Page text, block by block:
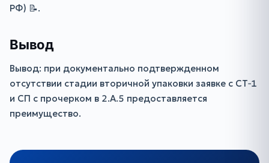
РФ) 📝.
Вывод
Вывод: при документально подтвержденном
отсутствии стадии вторичной упаковки заявке с СТ‑1
и СП с прочерком в 2.А.5 предоставляется
преимущество.